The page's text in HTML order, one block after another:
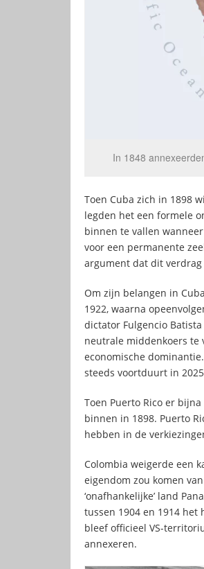
In 1848
Toen Cuba zich in 1898
legden het een formele
binnen te vallen
voor een permanente
argument dat dit verdrag
Om zijn belangen in
1922, waarna
dictator Fulgencio
neutrale middenkoers te
economische
steeds voortduurt in
Toen Puerto Rico er
binnen in 1898. Puerto
hebben in de
Colombia weigerde een
eigendom zou komen
‘onafhankelijke’ land
tussen 1904 en 1914 het
bleef officieel VS-
annexeren.